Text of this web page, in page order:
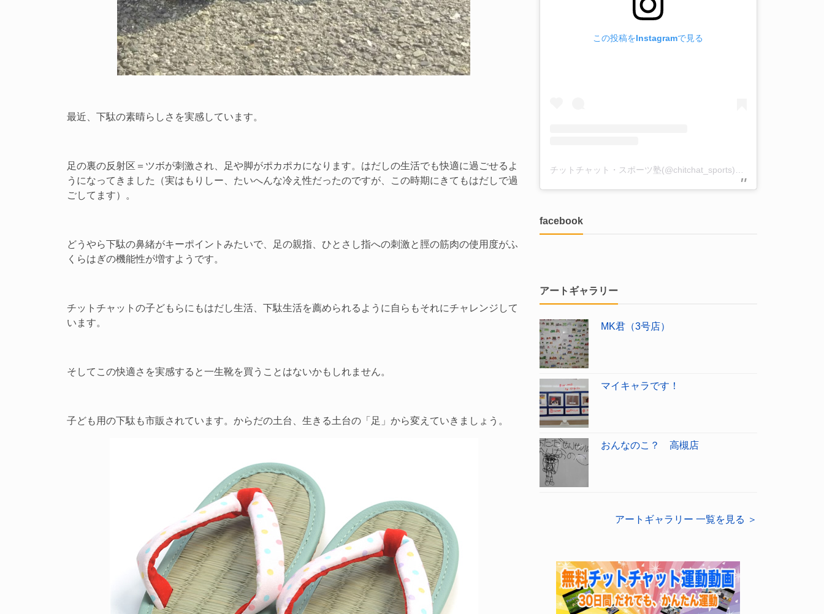
最近、下駄の素晴らしさを実感しています。
足の裏の反射区＝ツボが刺激され、足や脚がポカポカになります。はだしの生活でも快適に過ごせるよ
うになってきました（実はもりしー、たいへんな冷え性だったのですが、この時期にきてもはだしで過
ごしてます）。
どうやら下駄の鼻緒がキーポイントみたいで、足の親指、ひとさし指への刺激と脛の筋肉の使用度がふ
くらはぎの機能性が増すようです。
チットチャットの子どもらにもはだし生活、下駄生活を薦められるように自らもそれにチャレンジして
います。
そしてこの快適さを実感すると一生靴を買うことはないかもしれません。
子ども用の下駄も市販されています。からだの土台、生きる土台の「足」から変えていきましょう。
この投稿をInstagramで見る
チットチャット・スポーツ塾(@chitchat_sports)がシェアした投稿
facebook
アートギャラリー
MK君（3号店）
マイキャラです！
おんなのこ？ 高槻店
アートギャラリー 一覧を見る ＞